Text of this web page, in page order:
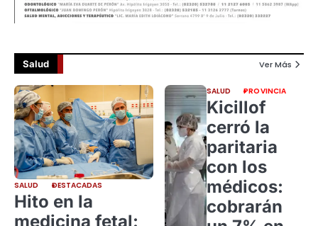
Salud Ver Más
SALUD DESTACADAS
Hito en la
medicina fetal:
SALUD PROVINCIA
Kicillof
cerró la
paritaria
con los
médicos:
cobrarán